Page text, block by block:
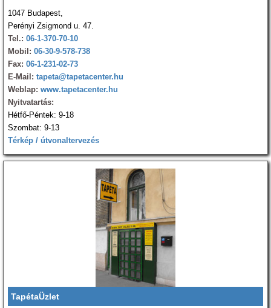
1047 Budapest,
Perényi Zsigmond u. 47.
Tel.: 06-1-370-70-10
Mobil: 06-30-9-578-738
Fax: 06-1-231-02-73
E-Mail: tapeta@tapetacenter.hu
Weblap: www.tapetacenter.hu
Nyitvatartás:
Hétfő-Péntek: 9-18
Szombat: 9-13
Térkép / útvonaltervezés
TapétaÜzlet